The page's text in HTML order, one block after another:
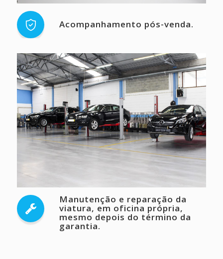
Acompanhamento pós-venda.
Manutenção e reparação da
viatura, em oficina própria,
mesmo depois do término da
garantia.